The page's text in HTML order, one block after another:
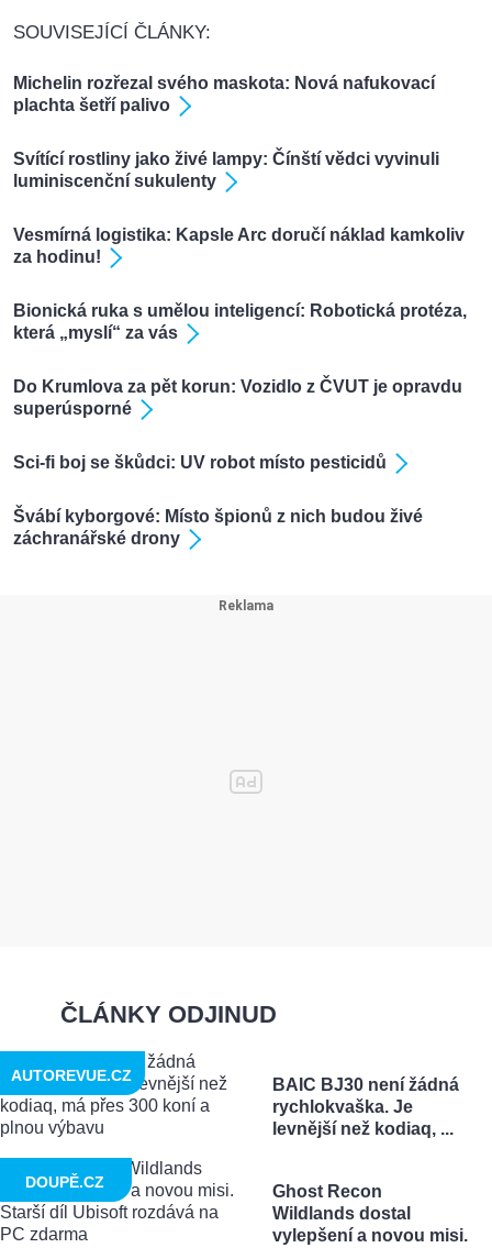
SOUVISEJÍCÍ ČLÁNKY:
Michelin rozřezal svého maskota: Nová nafukovací
plachta šetří palivo
Svítící rostliny jako živé lampy: Čínští vědci vyvinuli
luminiscenční sukulenty
Vesmírná logistika: Kapsle Arc doručí náklad kamkoliv
za hodinu!
Bionická ruka s umělou inteligencí: Robotická protéza,
která „myslí“ za vás
Do Krumlova za pět korun: Vozidlo z ČVUT je opravdu
superúsporné
Sci-fi boj se škůdci: UV robot místo pesticidů
Švábí kyborgové: Místo špionů z nich budou živé
záchranářské drony
ČLÁNKY ODJINUD
BAIC BJ30 není žádná
rychlokvaška. Je
levnější než kodiaq, ...
AUTOREVUE.CZ
Ghost Recon
Wildlands dostal
vylepšení a novou misi.
DOUPĚ.CZ